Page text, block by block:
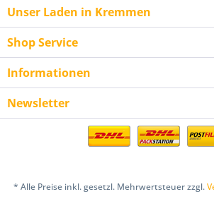
Unser Laden in Kremmen
Shop Service
Informationen
Newsletter
* Alle Preise inkl. gesetzl. Mehrwertsteuer zzgl.